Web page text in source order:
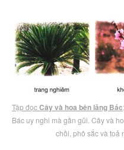
Tập đọcCây và hoa bên lăng Bác
Bác uy nghi mà gần gũi. Cây và
chồi, phô sắc và toả